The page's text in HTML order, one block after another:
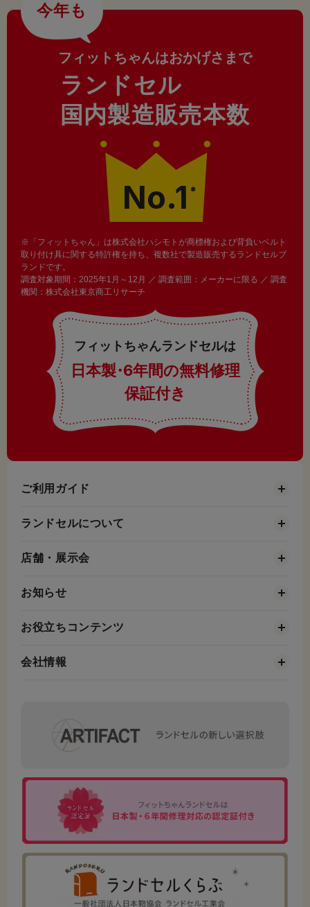
今年も
フィットちゃんはおかげさまで
ランドセル
国内製造販売本数
No.1 ※
※「フィットちゃん」は株式会社ハシモトが商標権および背負いベルト
取り付け具に関する特許権を持ち、複数社で製造販売するランドセルブ
ランドです。
調査対象期間：2025年1月～12月 ／ 調査範囲：メーカーに限る ／ 調査
機関：株式会社東京商工リサーチ
フィットちゃんランドセルは
日本製・6年間の無料修理
保証付き
ご利用ガイド
ランドセルについて
店舗・展示会
お知らせ
お役立ちコンテンツ
会社情報